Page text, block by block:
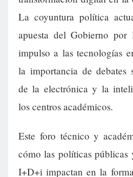
La coyuntura política
apuesta del Gobierno
impulso a las tecnologías
la importancia de debates
de la electrónica y la
los centros académicos.
Este foro técnico y
cómo las políticas públicas
I+D+i impactan en la